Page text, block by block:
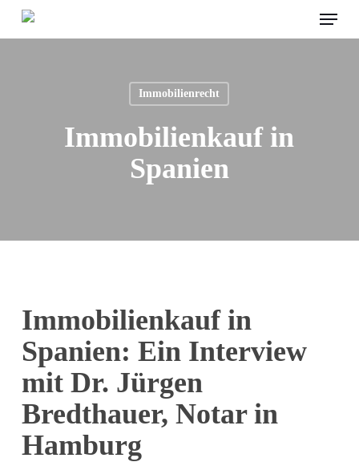
Menu
Immobilienrecht
Immobilienkauf in
Spanien
Immobilienkauf in
Spanien: Ein Interview
mit Dr. Jürgen
Bredthauer, Notar in
Hamburg